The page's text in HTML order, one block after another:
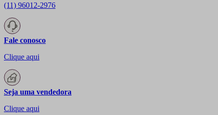
(11) 96012-2976
Fale conosco
Clique aqui
Seja uma vendedora
Clique aqui